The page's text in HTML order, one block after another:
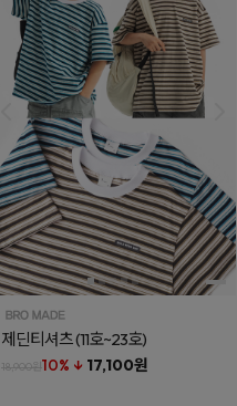
제딘티셔츠(11호~23호)
18,900원10% ↓ 17,100원